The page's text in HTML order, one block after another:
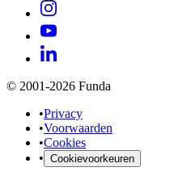
© 2001-2026 Funda
•Privacy
•Voorwaarden
•Cookies
• Cookievoorkeuren